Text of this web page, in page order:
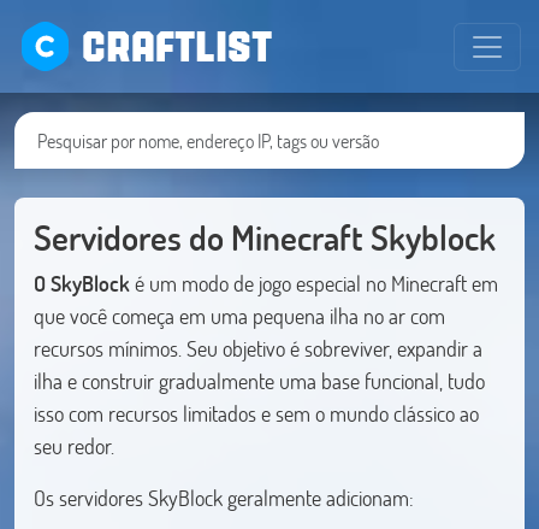
CRAFTLIST
Servidores do Minecraft Skyblock
O SkyBlocké um modo de jogo especial no Minecraft em
que você começa em uma pequena ilha no ar com
recursos mínimos. Seu objetivo é sobreviver, expandir a
ilha e construir gradualmente uma base funcional, tudo
isso com recursos limitados e sem o mundo clássico ao
seu redor.
Os servidores SkyBlock geralmente adicionam: